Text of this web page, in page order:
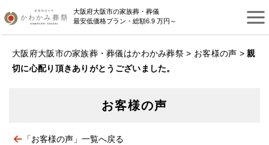
大阪府大阪市の家族葬・葬儀
最安低価格プラン・総額6.9 万円～
大阪府大阪市の家族葬・葬儀はかわかみ葬祭 > お客様の声 >親
切に心配り頂きありがとうございました。
お客様の声
「お客様の声」一覧へ戻る